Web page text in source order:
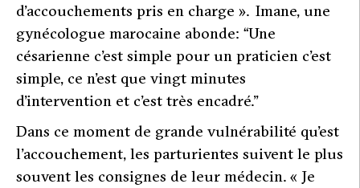
d’accouchements pris en charge ». Imane, une
gynécologue marocaine abonde: “Une
césarienne c’est simple pour un praticien c’est
simple, ce n’est que vingt minutes
d’intervention et c’est très encadré.”
Dans ce moment de grande vulnérabilité qu’est
l’accouchement, les parturientes suivent le plus
souvent les consignes de leur médecin. « Je